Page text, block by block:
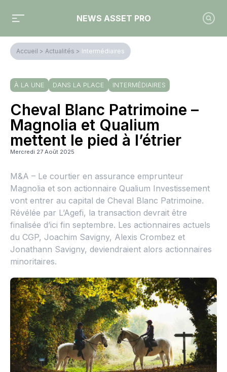
NEWS ASSET PRO
Accueil > Actualités > Intermédiaires
À LA UNE DANS LA PLACE INTERMÉDIAIRES
Cheval Blanc Patrimoine –
Magnolia et Qualium
mettent le pied à l’étrier
Mercredi 27 Août 2025
M&A – Le courtier en assurance emprunteur
Magnolia et son actionnaire Qualium Investissement
vont entrer au capital de Cheval Blanc Patrimoine.
Révélée par L’Agefi, la transaction devrait être
finalisée d’ici fin septembre. Les actionnaires actuels
du CGP, Joachim Savigny, Alexis Crombez et
Jonathann Savigny, deviendraient alors actionnaires
minoritaires.